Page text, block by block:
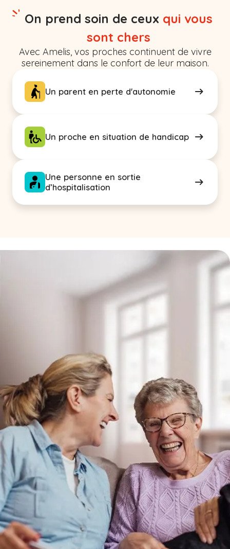
On prend soin de ceux qui vous
sont chers
Avec Amelis, vos proches continuent de vivre
sereinement dans le confort de leur maison.
Un parent en perte d'autonomie
Un proche en situation de handicap
Une personne en sortie
d’hospitalisation